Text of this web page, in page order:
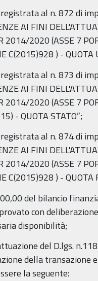
al n. 872 di
AI FINI
2014/2020 (ASSE 7
C(2015)928 ) - QUOTA
al n. 873 di
AI FINI
2014/2020 (ASSE 7
- QUOTA STATO”;
al n. 874 di
AI FINI
2014/2020 (ASSE 7
C(2015)928 ) - QUOTA
del bilancio
con
disponibilità;
del D.lgs.
della transazione
la seguente: